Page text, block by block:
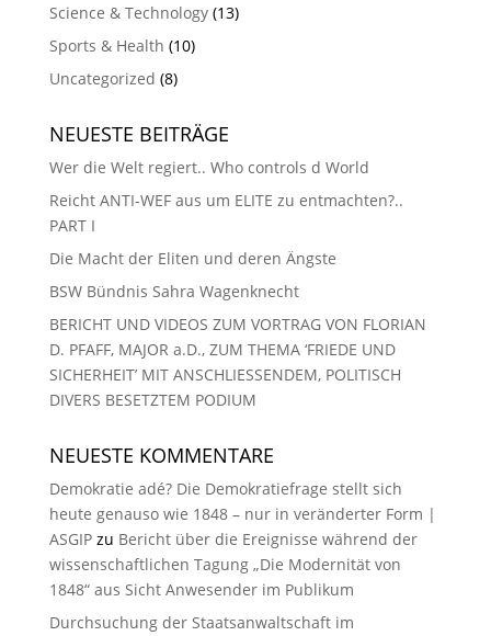
Science & Technology(13)
Sports & Health (10)
Uncategorized (8)
NEUESTE BEITRÄGE
Wer die Welt regiert.. Who controls d World
Reicht ANTI-WEF aus um ELITE zu entmachten?..
PART I
Die Macht der Eliten und deren Ängste
BSW Bündnis Sahra Wagenknecht
BERICHT UND VIDEOS ZUM VORTRAG VON FLORIAN
D. PFAFF, MAJOR a.D., ZUM THEMA ‘FRIEDE UND
SICHERHEIT’ MIT ANSCHLIESSENDEM, POLITISCH
DIVERS BESETZTEM PODIUM
NEUESTE KOMMENTARE
Demokratie adé? Die Demokratiefrage stellt sich
heute genauso wie 1848 – nur in veränderter Form |
ASGIPzu Bericht über die Ereignisse während der
wissenschaftlichen Tagung „Die Modernität von
1848“ aus Sicht Anwesender im Publikum
Durchsuchung der Staatsanwaltschaft im